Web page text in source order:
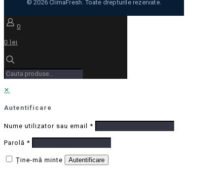
0
0 lei
✕
Autentificare
Nume utilizator sau email *
Parolă *
Ține-mă minte Autentificare